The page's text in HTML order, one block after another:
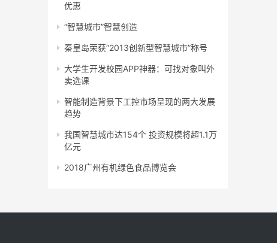
优惠
“智慧城市”智慧创造
秦皇岛荣获“2013创新型智慧城市”称号
大学生开发校园APP神器：可找对象叫外
卖选课
智能制造背景下工控市场呈现的两大发展
趋势
我国智慧城市达154个 投资规模将超1.1万
亿元
2018广州有机绿色食品博览会